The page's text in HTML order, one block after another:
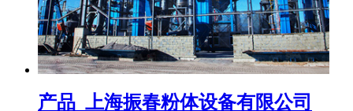
产品_上海振春粉体设备有限公司